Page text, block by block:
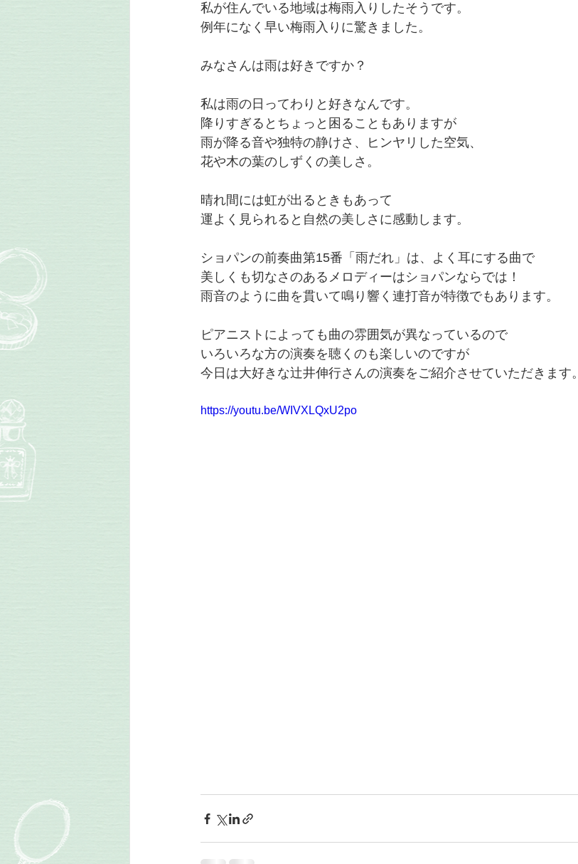
私が住んでいる地域は梅雨入りしたそうです。
例年になく早い梅雨入りに驚きました。
みなさんは雨は好きですか？
私は雨の日ってわりと好きなんです。
降りすぎるとちょっと困ることもありますが
雨が降る音や独特の静けさ、ヒンヤリした空気、
花や木の葉のしずくの美しさ。
晴れ間には虹が出るときもあって
運よく見られると自然の美しさに感動します。
ショパンの前奏曲第15番「雨だれ」は、よく耳にする曲で
美しくも切なさのあるメロディーはショパンならでは！
雨音のように曲を貫いて鳴り響く連打音が特徴でもあります。
ピアニストによっても曲の雰囲気が異なっているので
いろいろな方の演奏を聴くのも楽しいのですが
今日は大好きな辻井伸行さんの演奏をご紹介させていただきます。
https://youtu.be/WIVXLQxU2po